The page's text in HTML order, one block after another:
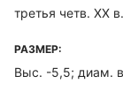
третья четв. ХХ в.
РАЗМЕР:
Выс. -5,5; диам.